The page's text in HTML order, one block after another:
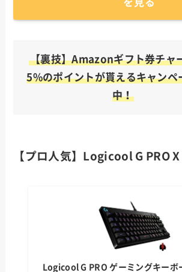
【裏技】Amazonギフト券チャ
5%のポイントが貰えるキャンペ
中！
お得なAmazonの利用方法
0.5%もらえるキャンペーンの
【プロ人気】Logicool G PRO X
Logicool G PRO ゲーミングキーボ